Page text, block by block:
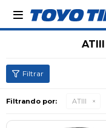

ATIII
Filtrando por: ATIII